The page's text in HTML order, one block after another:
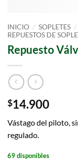
INICIO / SOPLETES /
REPUESTOS DE
Repuesto
$14.900
Vástago del piloto,
regulado.
69 disponibles